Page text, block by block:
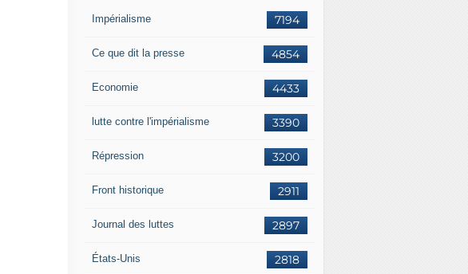
7194
Impérialisme
4854
Ce que dit la presse
4433
Economie
3390
lutte contre l'impérialisme
3200
Répression
2911
Front historique
2897
Journal des luttes
2818
États-Unis